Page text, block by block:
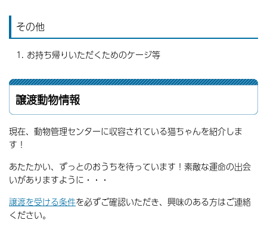
その他
お持ち帰りいただくためのケージ等
譲渡動物情報
現在、動物管理センターに収容されている猫ちゃんを紹介しま
す！
あたたかい、ずっとのおうちを待っています！素敵な運命の出会
いがありますように・・・
譲渡を受ける条件を必ずご確認いただき、興味のある方はご連絡
ください。